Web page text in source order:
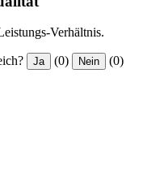
Verhältnis.
Ja (0) Nein (0)